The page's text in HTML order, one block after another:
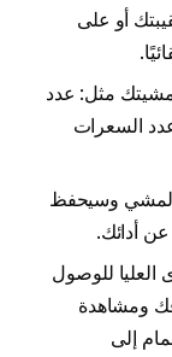
أو على
مثل: عدد
السعرات
المشي وسيحفظ
عن أدائك.
للوصول
ومشاهدة
إلى